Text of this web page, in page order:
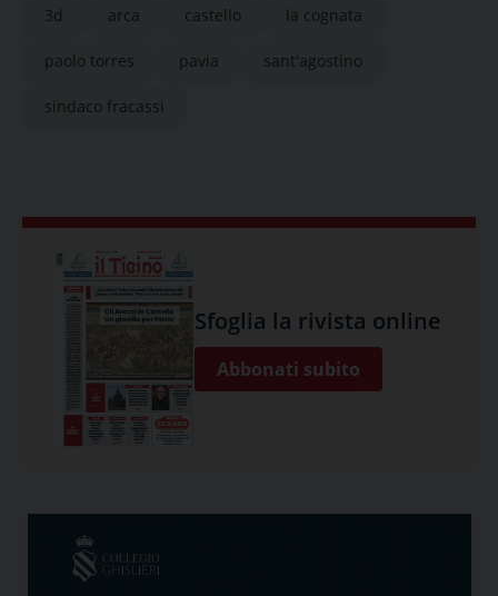
3d arca castello la cognata
paolo torres pavia sant'agostino
sindaco fracassi
Sfoglia la rivista online
Abbonati subito